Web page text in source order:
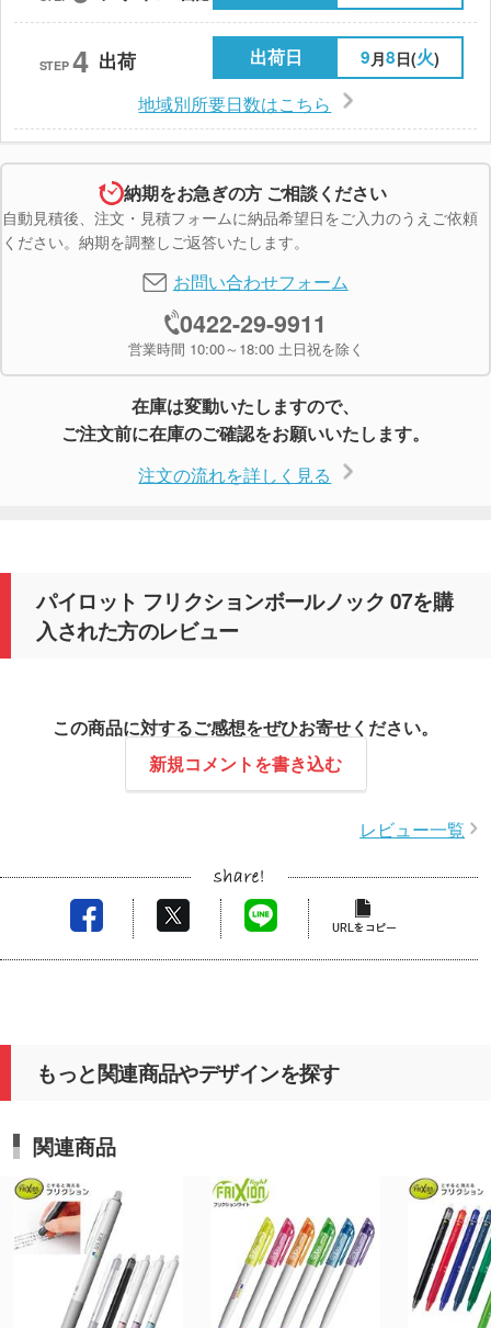
STEP 4 出荷 出荷日 9 月8日(火)
地域別所要日数はこちら
納期をお急ぎの方 ご相談ください
自動見積後、注文・見積フォームに納品希望日をご入力のうえご依頼
ください。納期を調整しご返答いたします。
お問い合わせフォーム
0422-29-9911
営業時間 10:00～18:00 土日祝を除く
在庫は変動いたしますので、
ご注文前に在庫のご確認をお願いいたします。
注文の流れを詳しく見る
パイロット フリクションボールノック 07を購
入された方のレビュー
この商品に対するご感想をぜひお寄せください。
新規コメントを書き込む
レビュー一覧
もっと関連商品やデザインを探す
関連商品